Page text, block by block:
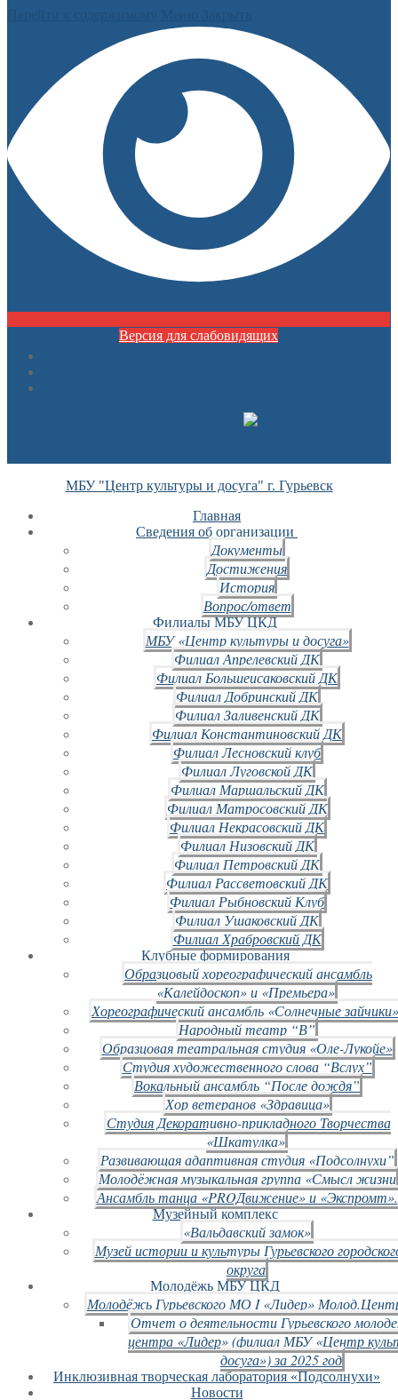
Версия для слабовидящих
МБУ "Центр культуры и досуга" г. Гурьевск
Главная
Сведения об организации
Документы
Достижения
История
Вопрос/ответ
Филиалы МБУ ЦКД
МБУ «Центр культуры и досуга»
Филиал Апрелевский ДК
Филиал Большеисаковский ДК
Филиал Добринский ДК
Филиал Заливенский ДК
Филиал Константиновский ДК
Филиал Лесновский клуб
Филиал Луговской ДК
Филиал Маршальский ДК
Филиал Матросовский ДК
Филиал Некрасовский ДК
Филиал Низовский ДК
Филиал Петровский ДК
Филиал Рассветовский ДК
Филиал Рыбновский Клуб
Филиал Ушаковский ДК
Филиал Храбровский ДК
Клубные формирования
Образцовый хореографический ансамбль
«Калейдоскоп» и «Премьера»
Хореографический ансамбль «Солнечные
Народный театр “В”
Образцовая театральная студия «Оле-Лукойе»
Студия художественного слова “Вслух”
Вокальный ансамбль “После дождя”
Хор ветеранов «Здравица»
Студия Декоративно-прикладного Творчества
«Шкатулка»
Развивающая адаптивная студия «Подсолнухи”
Молодёжная музыкальная группа «Смысл жизни
Ансамбль танца «PROДвижение» и «Экспромт».
Музейный комплекс
«Вальдавский замок»
Музей истории и культуры Гурьевского
округа
Молодёжь МБУ ЦКД
Молодёжь Гурьевского МО I «Лидер»
Отчет о деятельности Гурьевского
центра «Лидер» (филиал МБУ «Центр
досуга») за 2025 год
Инклюзивная творческая лаборатория «Подсолнухи»
Новости